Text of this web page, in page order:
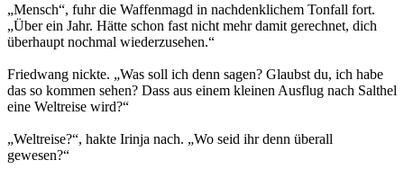
„Mensch“, fuhr die Waffenmagd in nachdenklichem Tonfall fort.
„Über ein Jahr. Hätte schon fast nicht mehr damit gerechnet, dich
überhaupt nochmal wiederzusehen.“
Friedwang nickte. „Was soll ich denn sagen? Glaubst du, ich habe
das so kommen sehen? Dass aus einem kleinen Ausflug nach Salthel
eine Weltreise wird?“
„Weltreise?“, hakte Irinja nach. „Wo seid ihr denn überall
gewesen?“